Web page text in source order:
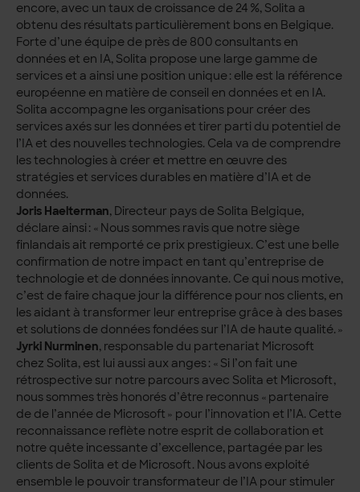
encore, avec un taux de croissance de 24 %, Solita a
obtenu des résultats particulièrement bons en Belgique.
Forte d’une équipe de près de 800 consultants en
données et en IA, Solita propose une large gamme de
services et a ainsi une position unique : elle est la référence
européenne en matière de conseil en données et en IA.
Solita accompagne les organisations pour créer des
services axés sur les données et tirer parti du potentiel de
l’IA et des nouvelles technologies. Cela va de comprendre
les technologies à créer et mettre en œuvre des
stratégies et services durables en matière d’IA et de
données.
Joris Haelterman, Directeur pays de Solita Belgique,
déclare ainsi : « Nous sommes ravis que notre siège
finlandais ait remporté ce prix prestigieux. C’est une belle
confirmation de notre impact en tant qu’entreprise de
technologie et de données innovante. Ce qui nous motive,
c’est de faire chaque jour la différence pour nos clients, en
les aidant à transformer leur entreprise grâce à des bases
et solutions de données fondées sur l’IA de haute qualité. »
Jyrki Nurminen, responsable du partenariat Microsoft
chez Solita, est lui aussi aux anges : « Si l’on fait une
rétrospective sur notre parcours avec Solita et Microsoft,
nous sommes très honorés d’être reconnus « partenaire
de de l’année de Microsoft » pour l’innovation et l’IA. Cette
reconnaissance reflète notre esprit de collaboration et
notre quête incessante d’excellence, partagée par les
clients de Solita et de Microsoft. Nous avons exploité
ensemble le pouvoir transformateur de l’IA pour stimuler